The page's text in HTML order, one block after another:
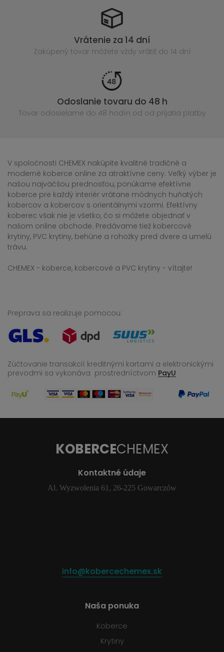
Vrátenie za 14 dní
Zakúpený tovar môžete vždy vrátiť do 14 dní
Odoslanie tovaru do 48 h
Tovar odosielame do 48 hodín od od prijatia platby
V spoločnosti CHEMEX nakúpite kvalitné tradičné a
moderné koberce online za atraktívne ceny. Veľký výber je
našou najväčšou prednosťou, ponúkame efektívne
koberce pre každý interiér vrátane módnych huňatých
kobercov a kobercov s orientálnymi vzormi. Efektívny
koberec však nie je všetko, čo si môžete objednať v
našom online obchode. Predávame tiež kobercové
krytiny, PVC krytiny, behúne a rohožky pred dvere a umelú
trávu.
CHEMEX - koberce, kobercové a PVC krytiny - vítajte!
Preprava sa realizuje pomocou:
Zúčtovanie transakcií kreditnými kartami a elektronickými
prevodmi sa vykonáva prostredníctvom PayU
KOBERCECHEMEX
Kontaktné údaje
Al. Wyzwolenia 61, 26-225 Gowarczów
info@kobercechemex.sk
Naša ponuka
Koberce
Krytiny